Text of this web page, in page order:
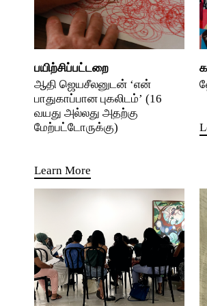
பயிற்சிப்பட்டறை
ஆதி ஜெயசீலனுடன் ‘என்
பாதுகாப்பான புகலிடம்’ (16
வயது அல்லது அதற்கு
மேற்பட்டோருக்கு)
Learn More